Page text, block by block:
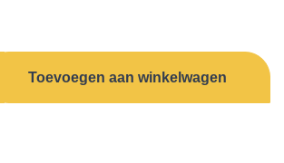
Toevoegen aan winkelwagen